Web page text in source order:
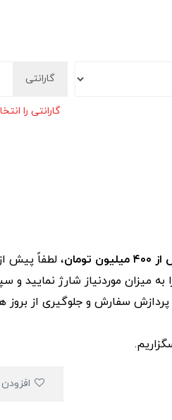
گارانتی
گارانتی را
تومان ، لطفاً پیش
به میزان موردنیاز شارژ نمایید
سفارش و جلوگیری از بروز